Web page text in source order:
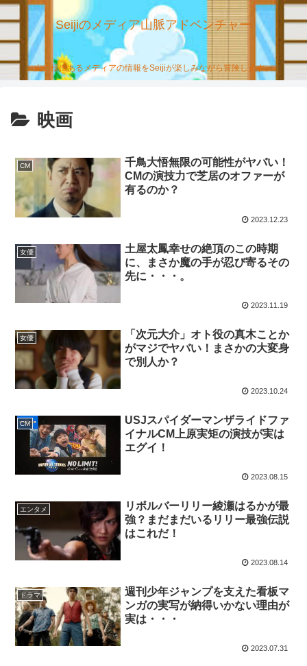
Seijiのメディア山脈アドベンチャー
山の様にあるメディアの情報をSeijiが楽しみながら冒険します。
映画
CM
千鳥大悟無限の可能性がヤバい！
CMの演技力で芝居のオファーが
有るのか？
2023.12.23
女優
土屋太鳳幸せの絶頂のこの時期
に、まさか魔の手が忍び寄るその
先に・・・。
2023.11.19
女優
「次元大介」オト役の真木ことか
がマジでヤバい！まさかの大変身
で別人か？
2023.10.24
CM
USJスパイダーマンザライドファ
イナルCM上原実矩の演技が実は
エグイ！
2023.08.15
エンタメ
リボルバーリリー綾瀬はるかが最
強？まだまだいるリリー最強伝説
はこれだ！
2023.08.14
ドラマ
週刊少年ジャンプを支えた看板マ
ンガの実写が納得いかない理由が
実は・・・
2023.07.31